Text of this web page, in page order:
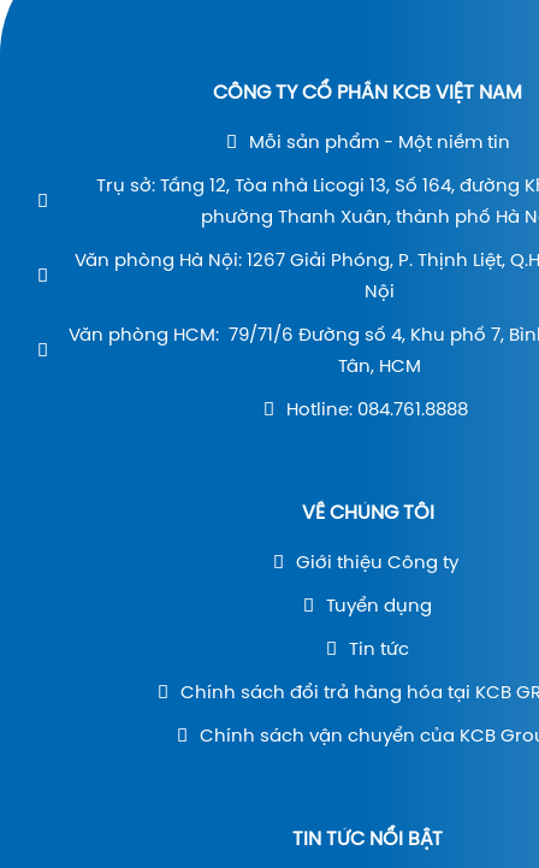
CÔNG TY CỔ PHẦN KCB VIỆT NAM
Mỗi sản phẩm - Một niềm tin
Trụ sở: Tầng 12, Tòa nhà Licogi 13, Số 164, đường
phường Thanh Xuân, thành phố Hà
Văn phòng Hà Nội: 1267 Giải Phóng, P. Thịnh Liệt,
Nội
Văn phòng HCM: 79/71/6 Đường số 4, Khu phố 7,
Tân, HCM
Hotline: 084.761.8888
VỀ CHÚNG TÔI
Giới thiệu Công ty
Tuyển dụng
Tin tức
Chính sách đổi trả hàng hóa tại KCB
Chính sách vận chuyển của KCB
TIN TỨC NỔI BẬT